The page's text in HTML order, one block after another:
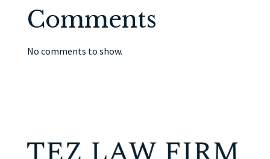
Comments
No comments to show.